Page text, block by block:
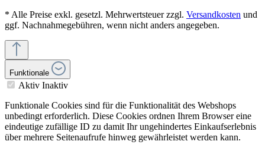
* Alle Preise exkl. gesetzl. Mehrwertsteuer zzgl. Versandkosten und
ggf. Nachnahmegebühren, wenn nicht anders angegeben.
Funktionale
Aktiv Inaktiv
Funktionale Cookies sind für die Funktionalität des Webshops
unbedingt erforderlich. Diese Cookies ordnen Ihrem Browser eine
eindeutige zufällige ID zu damit Ihr ungehindertes Einkaufserlebnis
über mehrere Seitenaufrufe hinweg gewährleistet werden kann.